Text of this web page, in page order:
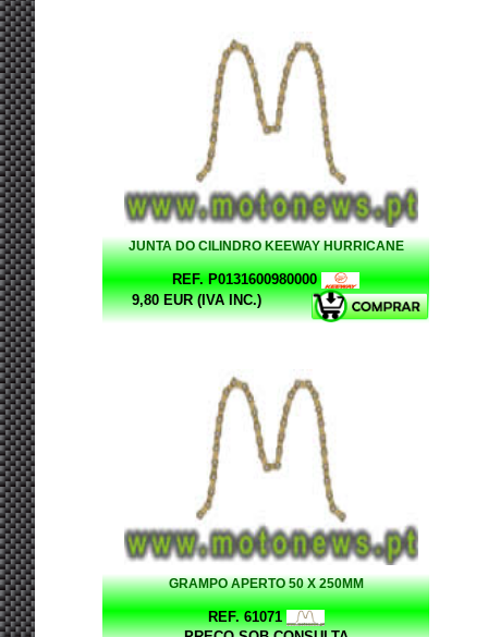
JUNTA DO CILINDRO KEEWAY HURRICANE
REF. P0131600980000
9,80 EUR (IVA INC.)
GRAMPO APERTO 50 X 250MM
REF. 61071